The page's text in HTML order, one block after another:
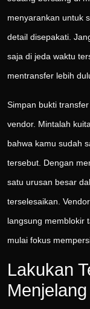
menyarankan untuk
detail disepakati.
saja di jeda waktu
mentransfer lebih
Simpan bukti
vendor. Mintalah
bahwa kamu sudah
tersebut. Dengan
satu urusan besar
terselesaikan. Vendor
langsung memblokir
mulai fokus
Lakukan